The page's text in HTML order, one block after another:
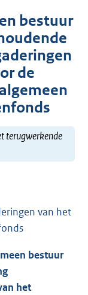
bestuur
de
terugwerkende
van het
bestuur
het